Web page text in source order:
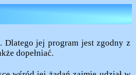
Dlatego jej program jest zgodny z
dopełniać.